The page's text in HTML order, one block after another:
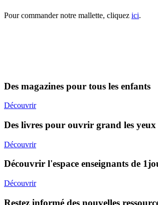
Pour commander notre mallette, cliquez ici.
Des magazines pour tous les enfants
Découvrir
Des livres pour ouvrir grand les yeux
Découvrir
Découvrir l'espace enseignants de
Découvrir
Restez informé des nouvelles